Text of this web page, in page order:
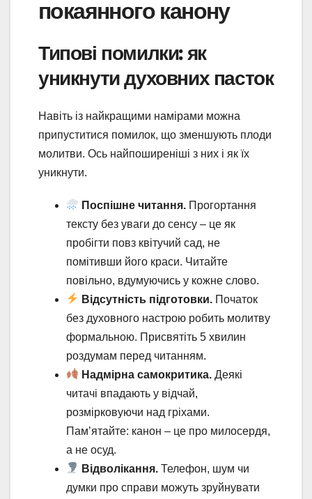
покаянного канону
Типові помилки: як
уникнути духовних пасток
Навіть із найкращими намірами можна
припуститися помилок, що зменшують плоди
молитви. Ось найпоширеніші з них і як їх
уникнути.
Поспішне читання. Прогортання
тексту без уваги до сенсу – це як
пробігти повз квітучий сад, не
помітивши його краси. Читайте
повільно, вдумуючись у кожне слово.
Відсутність підготовки. Початок
без духовного настрою робить молитву
формальною. Присвятіть 5 хвилин
роздумам перед читанням.
Надмірна самокритика. Деякі
читачі впадають у відчай,
розмірковуючи над гріхами.
Пам’ятайте: канон – це про милосердя,
а не осуд.
Відволікання. Телефон, шум чи
думки про справи можуть зруйнувати